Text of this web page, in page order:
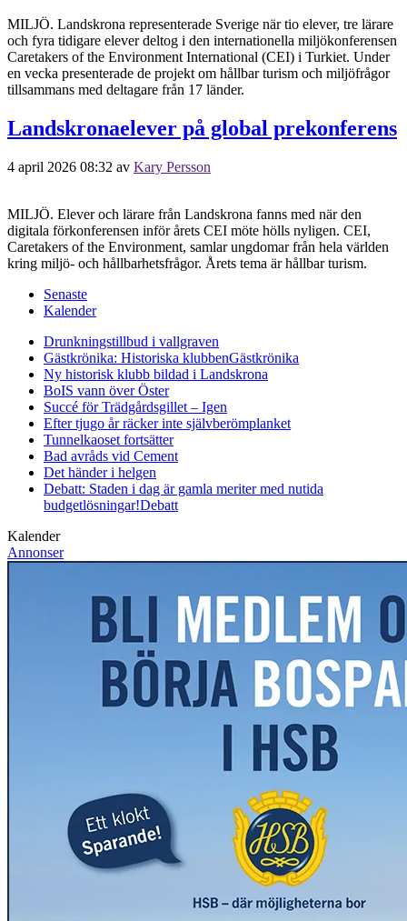
MILJÖ. Landskrona representerade Sverige när tio elever, tre lärare
och fyra tidigare elever deltog i den internationella miljökonferensen
Caretakers of the Environment International (CEI) i Turkiet. Under
en vecka presenterade de projekt om hållbar turism och miljöfrågor
tillsammans med deltagare från 17 länder.
Landskronaelever på global prekonferens
4 april 2026 08:32 av Kary Persson
MILJÖ. Elever och lärare från Landskrona fanns med när den
digitala förkonferensen inför årets CEI möte hölls nyligen. CEI,
Caretakers of the Environment, samlar ungdomar från hela världen
kring miljö- och hållbarhetsfrågor. Årets tema är hållbar turism.
Senaste
Kalender
Drunkningstillbud i vallgraven
Gästkrönika: Historiska klubbenGästkrönika
Ny historisk klubb bildad i Landskrona
BoIS vann över Öster
Succé för Trädgårdsgillet – Igen
Efter tjugo år räcker inte självberömplanket
Tunnelkaoset fortsätter
Bad avråds vid Cement
Det händer i helgen
Debatt: Staden i dag är gamla meriter med nutida
budgetlösningar!Debatt
Kalender
Annonser